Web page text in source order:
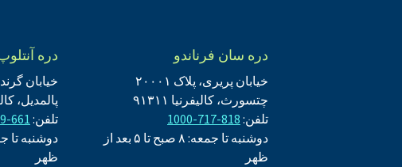
دره سان فرناندو
خیابان پریری، پلاک ۲۰۰۰۱
چتسورث، کالیفرنیا ۹۱۳۱۱
تلفن:818-717-1000
دوشنبه تا جمعه: ۸ صبح تا ۵ بعد از
ظهر
دره
خیابان
پالمدیل،
تلفن:661-789-1200
ظهر